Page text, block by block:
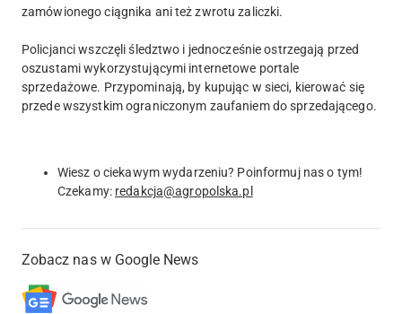
zamówionego ciągnika ani też zwrotu zaliczki.
Policjanci wszczęli śledztwo i jednocześnie ostrzegają przed
oszustami wykorzystującymi internetowe portale
sprzedażowe. Przypominają, by kupując w sieci, kierować się
przede wszystkim ograniczonym zaufaniem do sprzedającego.
Wiesz o ciekawym wydarzeniu? Poinformuj nas o tym!
Czekamy: redakcja@agropolska.pl
Zobacz nas w Google News